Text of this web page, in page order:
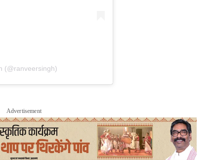
(@ranveersingh)
Advertisement